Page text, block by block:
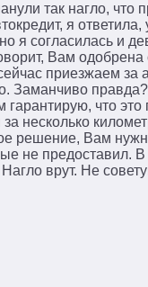
так нагло, что
я
я согласилась и
Вам
приезжаем за
Заманчиво
что
несколько
решение, Вам
не предоставил. В
врут. Не